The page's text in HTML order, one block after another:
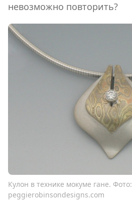
невозможно повторить?
Кулон в технике мокуме гане. Фото:
peggierobinsondesigns.com